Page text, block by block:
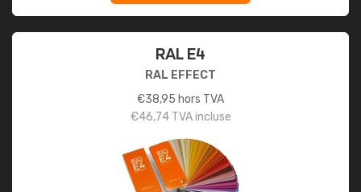
RAL E4
RAL EFFECT
€38,95 hors TVA
€46,74TVA incluse